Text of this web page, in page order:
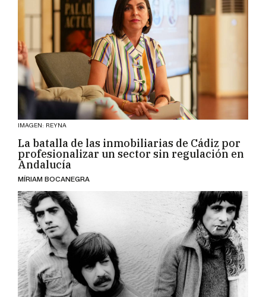
IMAGEN: REYNA
La batalla de las inmobiliarias de Cádiz por
profesionalizar un sector sin regulación en
Andalucía